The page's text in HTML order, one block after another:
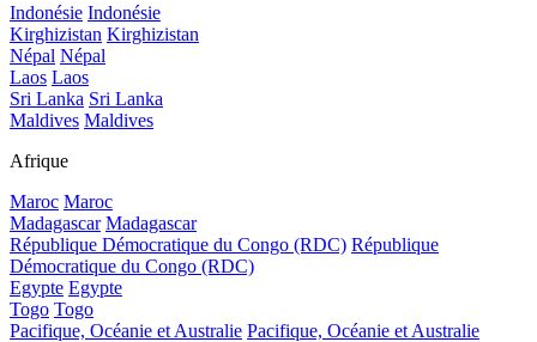
Indonésie Indonésie
Kirghizistan Kirghizistan
Népal Népal
Laos Laos
Sri Lanka Sri Lanka
Maldives Maldives
Afrique
Maroc Maroc
Madagascar Madagascar
République Démocratique du Congo (RDC) République
Démocratique du Congo (RDC)
Egypte Egypte
Togo Togo
Pacifique, Océanie et Australie Pacifique, Océanie et Australie